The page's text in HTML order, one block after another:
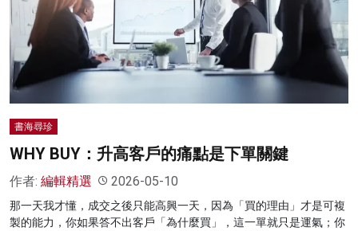
影片
名家榜
灼見活動
書海尋珍
WHY BUY：升高客戶的痛點是下單關鍵
作者: 編輯精選 2026-05-10
那一天我才懂，成交之後只能高興一天，因為「買的理由」才是可複
製的能力，你如果答不出客戶「為什麼買」，這一單就只是運氣；你